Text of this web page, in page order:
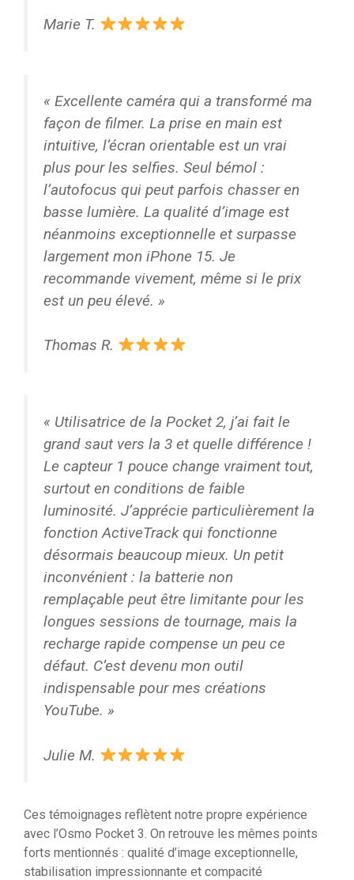
Marie T.
« Excellente caméra qui a transformé ma
façon de filmer. La prise en main est
intuitive, l’écran orientable est un vrai
plus pour les selfies. Seul bémol :
l’autofocus qui peut parfois chasser en
basse lumière. La qualité d’image est
néanmoins exceptionnelle et surpasse
largement mon iPhone 15. Je
recommande vivement, même si le prix
est un peu élevé. »
Thomas R.
« Utilisatrice de la Pocket 2, j’ai fait le
grand saut vers la 3 et quelle différence !
Le capteur 1 pouce change vraiment tout,
surtout en conditions de faible
luminosité. J’apprécie particulièrement la
fonction ActiveTrack qui fonctionne
désormais beaucoup mieux. Un petit
inconvénient : la batterie non
remplaçable peut être limitante pour les
longues sessions de tournage, mais la
recharge rapide compense un peu ce
défaut. C’est devenu mon outil
indispensable pour mes créations
YouTube. »
Julie M.
Ces témoignages reflètent notre propre expérience
avec l’Osmo Pocket 3. On retrouve les mêmes points
forts mentionnés : qualité d’image exceptionnelle,
stabilisation impressionnante et compacité